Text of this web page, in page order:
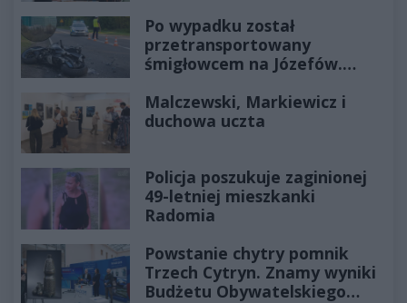
Po wypadku został
przetransportowany
śmigłowcem na Józefów.
Malczewski, Markiewicz i
duchowa uczta
Policja poszukuje zaginionej
49-letniej mieszkanki
Radomia
Powstanie chytry pomnik
Trzech Cytryn. Znamy wyniki
Budżetu Obywatelskiego